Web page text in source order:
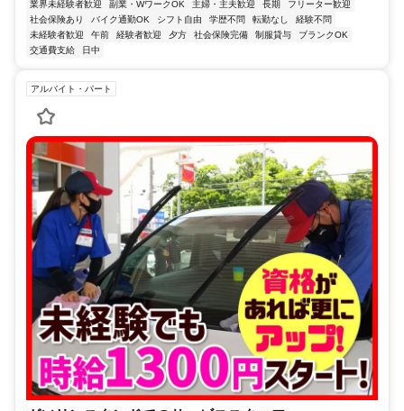
業界未経験者歓迎 副業・WワークOK 主婦・主夫歓迎 長期
フリーター歓迎
社会保険あり
バイク通勤OK シフト自由 学歴不問 転勤なし
経験不問
未経験者歓迎
午前 経験者歓迎 夕方 社会保険完備 制服貸与
ブランクOK
交通費支給
日中
アルバイト・パート